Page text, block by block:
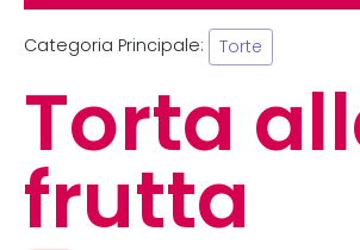
Categoria Principale: Torte
Torta
frutta